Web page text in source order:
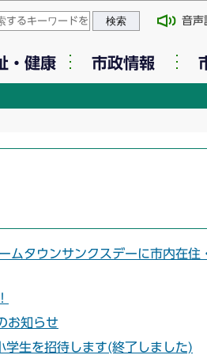
ジの本文へ移動
音声
・健康 市政情報
タウンサンクスデーに市内在住
お知らせ
学生を招待します(終了しました)